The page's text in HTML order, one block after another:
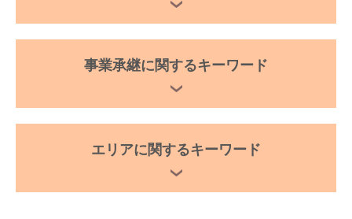
事業承継に関するキーワード
エリアに関するキーワード